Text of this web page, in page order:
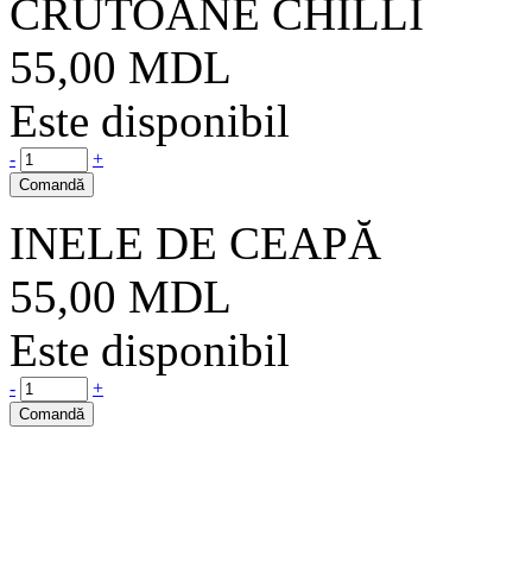
CRUTOANE CHILLI
55,00 MDL
Este disponibil
- +
Comandă
INELE DE CEAPĂ
55,00 MDL
Este disponibil
- +
Comandă